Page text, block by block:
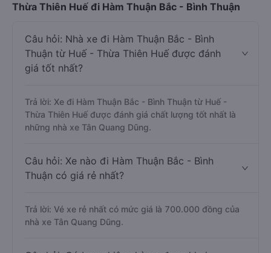
Thừa Thiên Huế đi Hàm Thuận Bắc - Bình Thuận
Câu hỏi: Nhà xe đi Hàm Thuận Bắc - Bình
Thuận từ Huế - Thừa Thiên Huế được đánh
giá tốt nhất?
Trả lời: Xe đi Hàm Thuận Bắc - Bình Thuận từ Huế -
Thừa Thiên Huế được đánh giá chất lượng tốt nhất là
những nhà xe Tân Quang Dũng.
Câu hỏi: Xe nào đi Hàm Thuận Bắc - Bình
Thuận có giá rẻ nhất?
Trả lời: Vé xe rẻ nhất có mức giá là 700.000 đồng của
nhà xe Tân Quang Dũng.